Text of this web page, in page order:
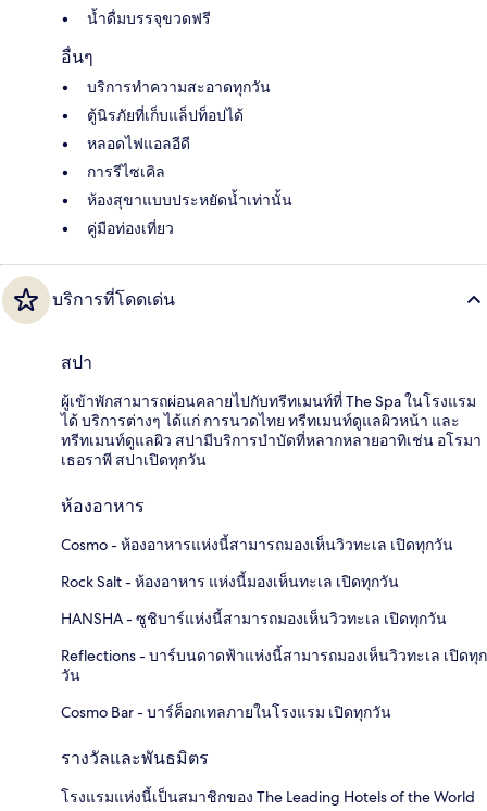
น้ำดื่มบรรจุขวดฟรี
อื่นๆ
บริการทำความสะอาดทุกวัน
ตู้นิรภัยที่เก็บแล็ปท็อปได้
หลอดไฟแอลอีดี
การรีไซเคิล
ห้องสุขาแบบประหยัดน้ำเท่านั้น
คู่มือท่องเที่ยว
บริการที่โดดเด่น
สปา
ผู้เข้าพักสามารถผ่อนคลายไปกับทรีทเมนท์ที่ The Spa ในโรงแรม
ได้ บริการต่างๆ ได้แก่ การนวดไทย ทรีทเมนท์ดูแลผิวหน้า และ
ทรีทเมนท์ดูแลผิว สปามีบริการบำบัดที่หลากหลายอาทิเช่น อโรมา
เธอราพี สปาเปิดทุกวัน
ห้องอาหาร
Cosmo - ห้องอาหารแห่งนี้สามารถมองเห็นวิวทะเล เปิดทุกวัน
Rock Salt - ห้องอาหาร แห่งนี้มองเห็นทะเล เปิดทุกวัน
HANSHA - ซูชิบาร์แห่งนี้สามารถมองเห็นวิวทะเล เปิดทุกวัน
Reflections - บาร์บนดาดฟ้าแห่งนี้สามารถมองเห็นวิวทะเล เปิดทุก
วัน
Cosmo Bar - บาร์ค็อกเทลภายในโรงแรม เปิดทุกวัน
รางวัลและพันธมิตร
โรงแรมแห่งนี้เป็นสมาชิกของ The Leading Hotels of the World